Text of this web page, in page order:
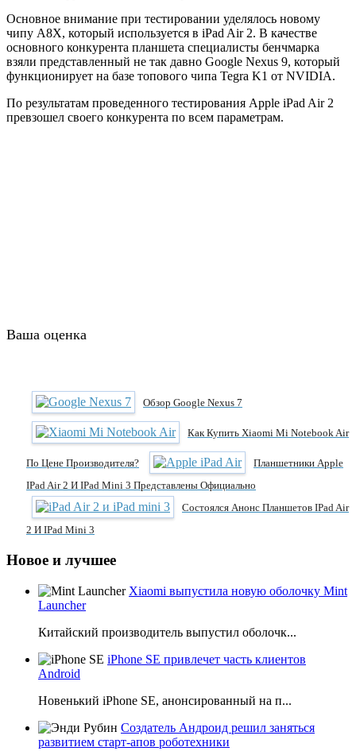
Основное внимание при тестировании уделялось новому
чипу А8Х, который используется в iPad Air 2. В качестве
основного конкурента планшета специалисты бенчмарка
взяли представленный не так давно Google Nexus 9, который
функционирует на базе топового чипа Tegra K1 от NVIDIA.
По результатам проведенного тестирования Apple iPad Air 2
превзошел своего конкурента по всем параметрам.
Ваша оценка
Обзор Google Nexus 7
Как Купить Xiaomi Mi Notebook Air
По Цене Производителя?
Планшетники Apple
IPad Air 2 И IPad Mini 3 Представлены Официально
Состоялся Анонс Планшетов IPad Air
2 И IPad Mini 3
Новое и лучшее
Xiaomi выпустила новую оболочку Mint
Launcher
Китайский производитель выпустил оболочк...
iPhone SE привлечет часть клиентов
Android
Новенький iPhone SE, анонсированный на п...
Создатель Андроид решил заняться
развитием старт-апов роботехники